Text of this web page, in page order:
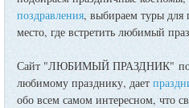
поздравления, выбираем туры для
место, где встретить любимый
Сайт "ЛЮБИМЫЙ ПРАЗДНИК"
любимому празднику, дает
обо всем самом интересном, что